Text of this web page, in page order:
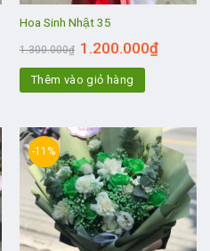
Hoa Sinh Nhật 35
1.300.000₫ 1.200.000₫
Thêm vào giỏ hàng
-11%